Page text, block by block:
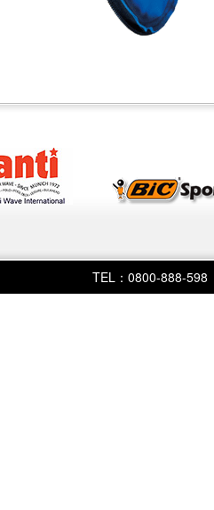
TEL：0800-888-